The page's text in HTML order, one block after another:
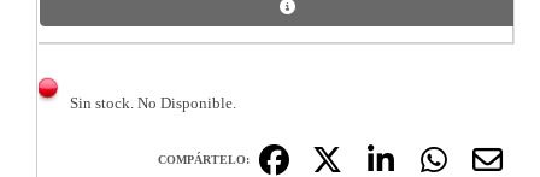
Sin stock. No Disponible.
COMPÁRTELO: